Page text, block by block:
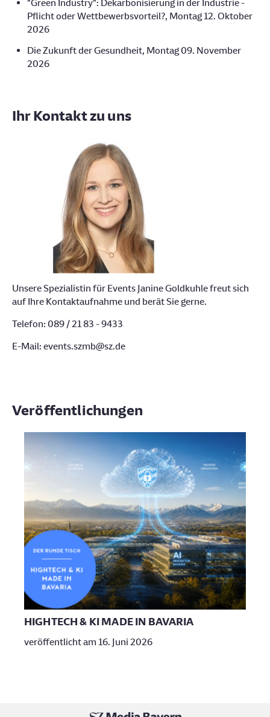
"Green Industry": Dekarbonisierung in der Industrie -
Pflicht oder Wettbewerbsvorteil?, Montag 12. Oktober
2026
Die Zukunft der Gesundheit, Montag 09. November
2026
Ihr Kontakt zu uns
Unsere Spezialistin für Events Janine Goldkuhle freut sich
auf Ihre Kontaktaufnahme und berät Sie gerne.
Telefon: 089 / 21 83 - 9433
E-Mail: events.szmb@sz.de
Veröffentlichungen
HIGHTECH & KI MADE IN BAVARIA
veröffentlicht am 16. Juni 2026